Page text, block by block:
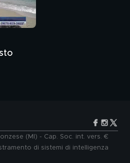
(MI) - Cap. Soc. int. vers. €
di sistemi di intelligenza